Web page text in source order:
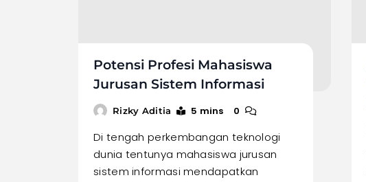
Potensi Profesi Mahasiswa
Jurusan Sistem Informasi
Rizky Aditia 5 mins 0
Di tengah perkembangan teknologi
dunia tentunya mahasiswa jurusan
sistem informasi mendapatkan